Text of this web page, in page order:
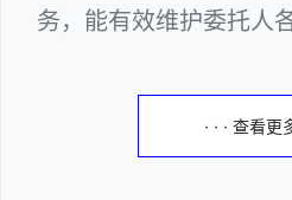
务，能有效维护委托人
· · · 查看更